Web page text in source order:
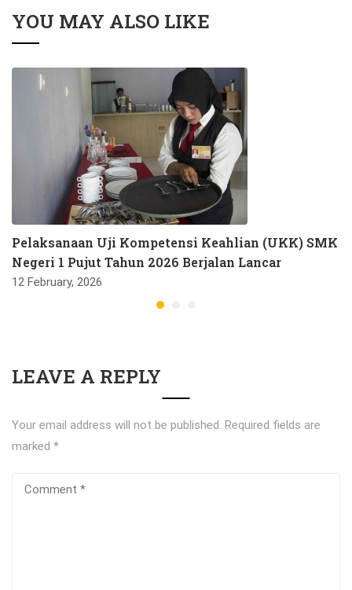
YOU MAY ALSO LIKE
Pelaksanaan Uji Kompetensi Keahlian (UKK) SMK
Negeri 1 Pujut Tahun 2026 Berjalan Lancar
12 February, 2026
LEAVE A REPLY
Your email address will not be published. Required fields are
marked *